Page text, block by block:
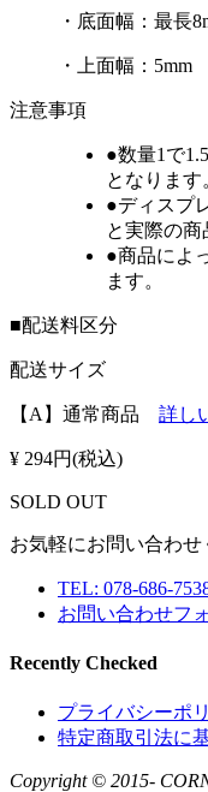
・底面幅：最長
・上面幅：5mm
注意事項
●数量1で
となります
●ディスプ
と実際の商
●商品によ
ます。
■配送料区分
配送サイズ
【A】 通常商品 詳し
¥ 294円(税込)
SOLD OUT
お気軽にお問い合わせ
TEL: 078-686-
お問い合わせフ
Recently Checked
プライバシーポ
特定商取引法に
Copyright © 2015-